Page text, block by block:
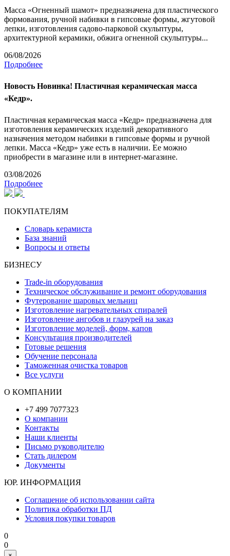
Масса «Огненный шамот» предназначена для пластического
формования, ручной набивки в гипсовые формы, жгутовой
лепки, изготовления садово-парковой скульптуры,
архитектурной керамики, обжига огненной скульптуры...
06/08/2026
Подробнее
Новость Новинка! Пластичная керамическая масса
«Кедр».
Пластичная керамическая масса «Кедр» предназначена для
изготовления керамических изделий декоративного
назначения методом набивки в гипсовые формы и ручной
лепки. Масса «Кедр» уже есть в наличии. Ее можно
приобрести в магазине или в интернет-магазине.
03/08/2026
Подробнее
ПОКУПАТЕЛЯМ
Словарь керамиста
База знаний
Вопросы и ответы
БИЗНЕСУ
Trade-in оборудования
Техническое обслуживание и ремонт оборудования
Футерование шаровых мельниц
Изготовление нагревательных спиралей
Изготовление ангобов и глазурей на заказ
Изготовление моделей, форм, капов
Консультация производителей
Готовые решения
Обучение персонала
Таможенная очистка товаров
Все услуги
О КОМПАНИИ
+7 499 7077323
О компании
Контакты
Наши клиенты
Письмо руководителю
Стать дилером
Документы
ЮР. ИНФОРМАЦИЯ
Соглашение об использовании сайта
Политика обработки ПД
Условия покупки товаров
0
0